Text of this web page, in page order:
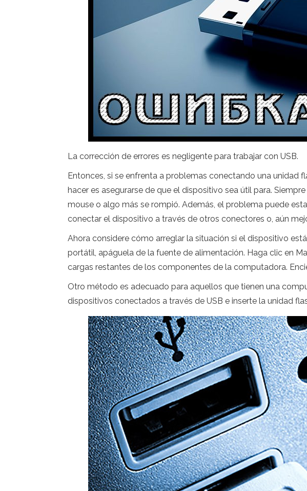
La corrección de errores es negligente para trabajar con USB.
Entonces, si se enfrenta a problemas conectando una unidad
hacer es asegurarse de que el dispositivo sea útil para.
mouse o algo más se rompió. Además, el problema puede
conectar el dispositivo a través de otros conectores o, aún
Ahora considere cómo arreglar la situación si el dispositivo
portátil, apáguela de la fuente de alimentación. Haga clic en
cargas restantes de los componentes de la computadora.
Otro método es adecuado para aquellos que tienen una
dispositivos conectados a través de USB e inserte la unidad